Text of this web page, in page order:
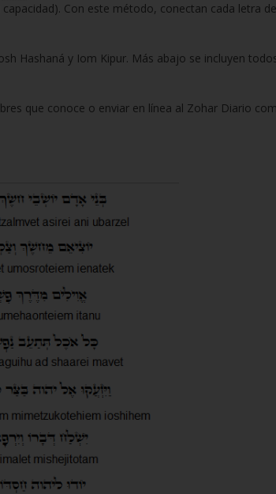
Con este método, conectan cada letra
Hashaná y Iom Kipur. Más abajo se incluyen
que conoce o enviar en línea al Zohar Diario